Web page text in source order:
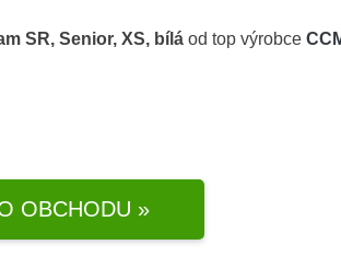
SR, Senior, XS, bílá od top výrobce
OBCHODU »